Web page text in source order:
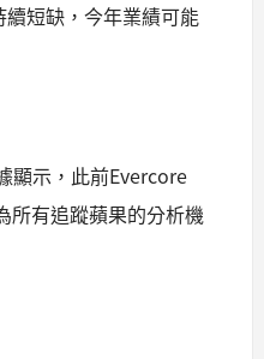
短缺，今年業績可能
顯示，此前Evercore
所有追蹤蘋果的分析機